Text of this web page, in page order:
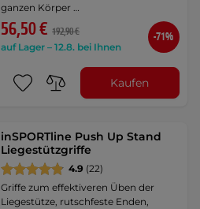
ganzen Körper …
56,50 € 192,90 €
auf Lager – 12.8. bei Ihnen
-71%
Kaufen
inSPORTline Push Up Stand
Liegestützgriffe
4.9 (22)
Griffe zum effektiveren Üben der
Liegestütze, rutschfeste Enden,